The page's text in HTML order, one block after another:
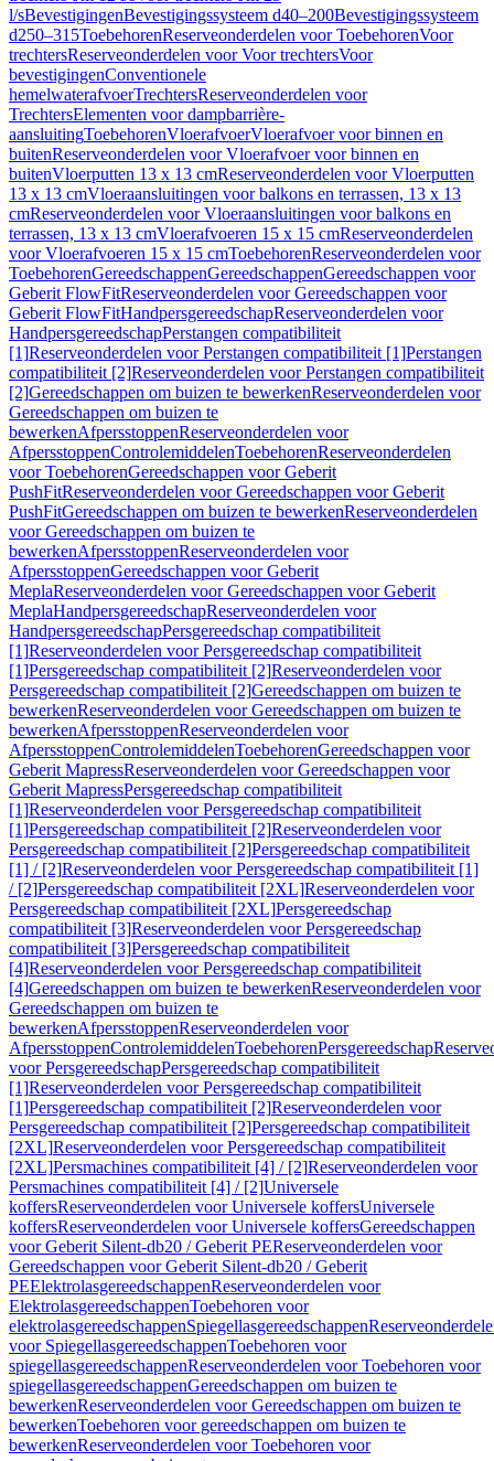
l/sBevestigingenBevestigingssysteem d40–200Bevestigingssysteem
d250–315ToebehorenReserveonderdelen voor ToebehorenVoor
trechtersReserveonderdelen voor Voor trechtersVoor
bevestigingenConventionele
hemelwaterafvoerTrechtersReserveonderdelen voor
TrechtersElementen voor dampbarrière-
aansluitingToebehorenVloerafvoerVloerafvoer voor binnen en
buitenReserveonderdelen voor Vloerafvoer voor binnen en
buitenVloerputten 13 x 13 cmReserveonderdelen voor Vloerputten
13 x 13 cmVloeraansluitingen voor balkons en terrassen, 13 x 13
cmReserveonderdelen voor Vloeraansluitingen voor balkons en
terrassen, 13 x 13 cmVloerafvoeren 15 x 15 cmReserveonderdelen
voor Vloerafvoeren 15 x 15 cmToebehorenReserveonderdelen voor
ToebehorenGereedschappenGereedschappenGereedschappen voor
Geberit FlowFitReserveonderdelen voor Gereedschappen voor
Geberit FlowFitHandpersgereedschapReserveonderdelen voor
HandpersgereedschapPerstangen compatibiliteit
[1]Reserveonderdelen voor Perstangen compatibiliteit [1]Perstangen
compatibiliteit [2]Reserveonderdelen voor Perstangen compatibiliteit
[2]Gereedschappen om buizen te bewerkenReserveonderdelen voor
Gereedschappen om buizen te
bewerkenAfpersstoppenReserveonderdelen voor
AfpersstoppenControlemiddelenToebehorenReserveonderdelen
voor ToebehorenGereedschappen voor Geberit
PushFitReserveonderdelen voor Gereedschappen voor Geberit
PushFitGereedschappen om buizen te bewerkenReserveonderdelen
voor Gereedschappen om buizen te
bewerkenAfpersstoppenReserveonderdelen voor
AfpersstoppenGereedschappen voor Geberit
MeplaReserveonderdelen voor Gereedschappen voor Geberit
MeplaHandpersgereedschapReserveonderdelen voor
HandpersgereedschapPersgereedschap compatibiliteit
[1]Reserveonderdelen voor Persgereedschap compatibiliteit
[1]Persgereedschap compatibiliteit [2]Reserveonderdelen voor
Persgereedschap compatibiliteit [2]Gereedschappen om buizen te
bewerkenReserveonderdelen voor Gereedschappen om buizen te
bewerkenAfpersstoppenReserveonderdelen voor
AfpersstoppenControlemiddelenToebehorenGereedschappen voor
Geberit MapressReserveonderdelen voor Gereedschappen voor
Geberit MapressPersgereedschap compatibiliteit
[1]Reserveonderdelen voor Persgereedschap compatibiliteit
[1]Persgereedschap compatibiliteit [2]Reserveonderdelen voor
Persgereedschap compatibiliteit [2]Persgereedschap compatibiliteit
[1] / [2]Reserveonderdelen voor Persgereedschap compatibiliteit [1]
/ [2]Persgereedschap compatibiliteit [2XL]Reserveonderdelen voor
Persgereedschap compatibiliteit [2XL]Persgereedschap
compatibiliteit [3]Reserveonderdelen voor Persgereedschap
compatibiliteit [3]Persgereedschap compatibiliteit
[4]Reserveonderdelen voor Persgereedschap compatibiliteit
[4]Gereedschappen om buizen te bewerkenReserveonderdelen voor
Gereedschappen om buizen te
bewerkenAfpersstoppenReserveonderdelen voor
AfpersstoppenControlemiddelenToebehorenPersgereedschap
voor PersgereedschapPersgereedschap compatibiliteit
[1]Reserveonderdelen voor Persgereedschap compatibiliteit
[1]Persgereedschap compatibiliteit [2]Reserveonderdelen voor
Persgereedschap compatibiliteit [2]Persgereedschap compatibiliteit
[2XL]Reserveonderdelen voor Persgereedschap compatibiliteit
[2XL]Persmachines compatibiliteit [4] / [2]Reserveonderdelen voor
Persmachines compatibiliteit [4] / [2]Universele
koffersReserveonderdelen voor Universele koffersUniversele
koffersReserveonderdelen voor Universele koffersGereedschappen
voor Geberit Silent-db20 / Geberit PEReserveonderdelen voor
Gereedschappen voor Geberit Silent-db20 / Geberit
PEElektrolasgereedschappenReserveonderdelen voor
ElektrolasgereedschappenToebehoren voor
elektrolasgereedschappenSpiegellasgereedschappen
voor SpiegellasgereedschappenToebehoren voor
spiegellasgereedschappenReserveonderdelen voor Toebehoren voor
spiegellasgereedschappenGereedschappen om buizen te
bewerkenReserveonderdelen voor Gereedschappen om buizen te
bewerkenToebehoren voor gereedschappen om buizen te
bewerkenReserveonderdelen voor Toebehoren voor